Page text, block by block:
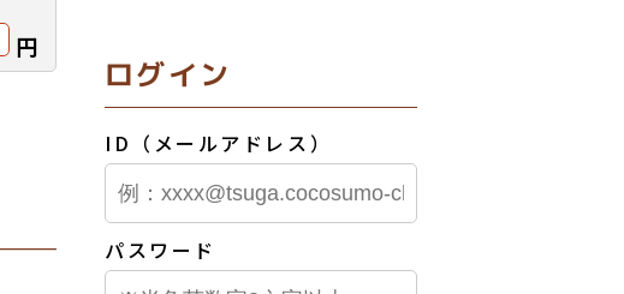
円
ログイン
ID（メールアドレス）
パスワード